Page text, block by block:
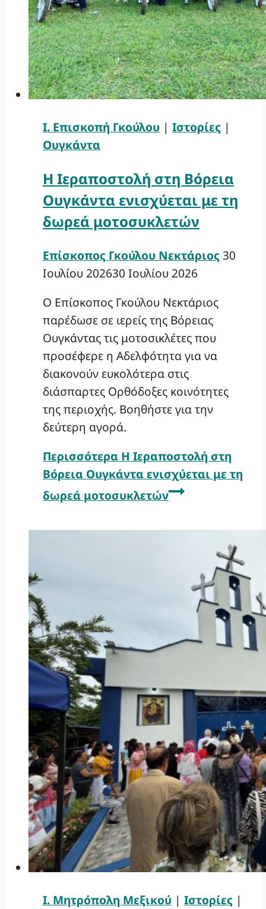
Ι. Επισκοπή Γκούλου | Ιστορίες |
Ουγκάντα
Η Ιεραποστολή στη Βόρεια
Ουγκάντα ενισχύεται με τη
δωρεά μοτοσυκλετών
Επίσκοπος Γκούλου Νεκτάριος 30
Ιουλίου 202630 Ιουλίου 2026
Ο Επίσκοπος Γκούλου Νεκτάριος
παρέδωσε σε ιερείς της Βόρειας
Ουγκάντας τις μοτοσικλέτες που
προσέφερε η Αδελφότητα για να
διακονούν ευκολότερα στις
διάσπαρτες Ορθόδοξες κοινότητες
της περιοχής. Βοηθήστε για την
δεύτερη αγορά.
Περισσότερα Η Ιεραποστολή στη
Βόρεια Ουγκάντα ενισχύεται με τη
δωρεά μοτοσυκλετών
Ι. Μητρόπολη Μεξικού | Ιστορίες |